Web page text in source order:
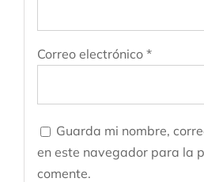
Correo electrónico *
Guarda mi nombre,
en este navegador para la
comente.